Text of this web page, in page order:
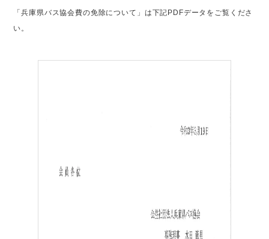
「兵庫県バス協会費の免除について」は下記PDFデータをご覧くださ
い。